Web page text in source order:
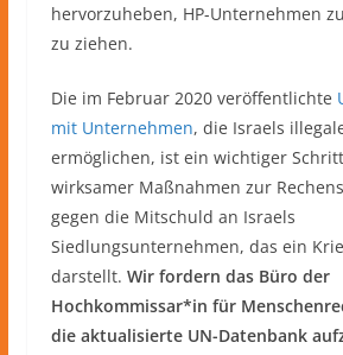
hervorzuheben, HP-Unternehmen
zu ziehen.
Die im Februar 2020 veröffentlichte
mit Unternehmen, die Israels
ermöglichen, ist ein wichtiger
wirksamer Maßnahmen zur
gegen die Mitschuld an Israels
Siedlungsunternehmen, das ein
darstellt. Wir fordern das Büro der
Hochkommissar*in für
die aktualisierte UN-Datenbank